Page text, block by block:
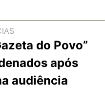
do Povo”
após
audiência